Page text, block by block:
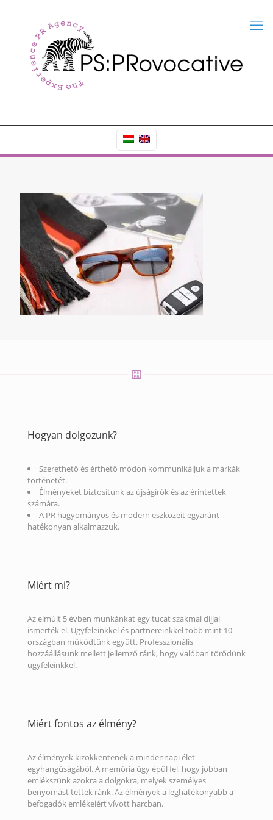
Hogyan dolgozunk?
Szerethető és érthető módon kommunikáljuk a márkák
történetét.
Élményeket biztosítunk az újságírók és az érintettek
számára.
A PR hagyományos és modern eszközeit egyaránt
hatékonyan alkalmazzuk.
Miért mi?
Az elmúlt 5 évben munkánkat egy tucat szakmai díjjal
ismerték el. Ügyfeleinkkel és partnereinkkel több mint 10
országban működtünk együtt. Professzionális
hozzáállásunk mellett jellemző ránk, hogy valóban törődünk
ügyfeleinkkel.
Miért fontos az élmény?
Az élmények kizökkentenek a mindennapi élet
egyhangúságából. A memória úgy épül fel, hogy jobban
emlékszünk azokra a dolgokra, melyek személyes
benyomást tettek ránk. Az élmények a leghatékonyabb a
befogadók emlékeiért vívott harcban.